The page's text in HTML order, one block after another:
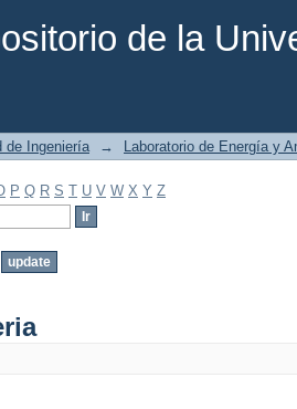
de la
de Ingeniería → Laboratorio de Energía y
P Q R S T U V W X Y Z